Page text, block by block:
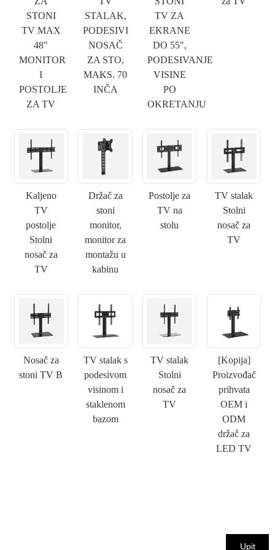
STONI
TV MAX
48″
MONITOR
I
POSTOLJE
ZA TV
STALAK,
PODESIVI
NOSAČ
ZA STO,
MAKS. 70
INČA
TV ZA
EKRANE
DO 55″,
PODESIVANJE
VISINE
PO
OKRETANJU
Kaljeno
TV
postolje
Stolni
nosač za
TV
Držač za
stoni
monitor,
monitor za
montažu u
kabinu
Postolje za
TV na
stolu
TV stalak
Stolni
nosač za
TV
Nosač za
stoni TV B
TV stalak s
podesivom
visinom i
staklenom
bazom
TV stalak
Stolni
nosač za
TV
[Kopija]
Proizvođač
prihvata
OEM i
ODM
držač za
LED TV
IZABERITE SVOJ IDENTITET
×
PODNESITE ZAHTJEV
vaše poslanoUpit